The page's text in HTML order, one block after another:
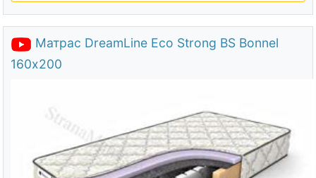
Матрас DreamLine Eco Strong BS Bonnel
160х200